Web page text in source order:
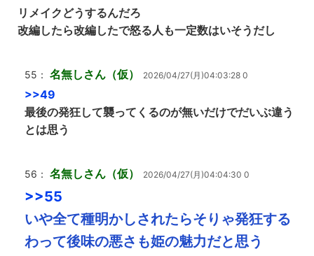
リメイクどうするんだろ
改編したら改編したで怒る人も一定数はいそうだし
55： 名無しさん（仮） 2026/04/27(月)04:03:28 0
>>49
最後の発狂して襲ってくるのが無いだけでだいぶ違う
とは思う
56： 名無しさん（仮） 2026/04/27(月)04:04:30 0
>>55
いや全て種明かしされたらそりゃ発狂する
わって後味の悪さも姫の魅力だと思う